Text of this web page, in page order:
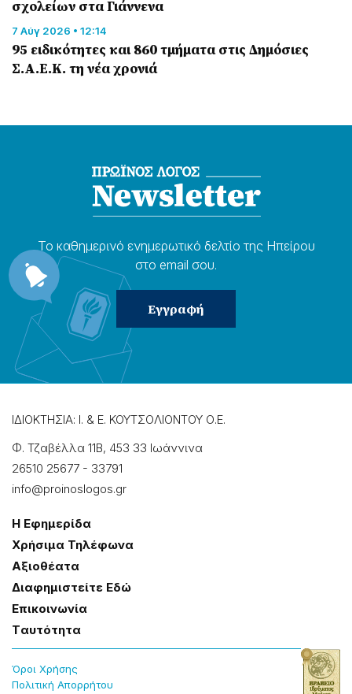
σχολείων στα Γιάννενα
7 Αύγ 2026 • 12:14
95 ειδικότητες και 860 τμήματα στις Δημόσιες
Σ.Α.Ε.Κ. τη νέα χρονιά
Το καθημερɩνό ενημερωτɩκό δελτίο της Ηπείρου
στο email σου.
ΙΔΙΟΚΤΗΣΙΑ: Ι. & Ε. ΚΟΥΤΣΟΛΙΟΝΤΟΥ Ο.Ε.
Φ. Τζαβέλλα 11Β, 453 33 Ιωάννɩνα
26510 25677 - 33791
info@proinoslogos.gr
Η Εφημερίδα
Χρήσɩμα Τηλέφωνα
Αξɩοθέατα
Δɩαφημɩστείτε Εδώ
Επɩκοɩνωνία
Tαυτότητα
Όροɩ Χρήσης
Πολɩτɩκή Απορρήτου